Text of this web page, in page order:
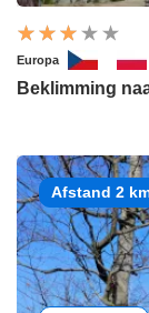
Europa
Beklimming
Afstand 2